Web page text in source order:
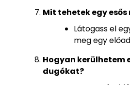
Mit tehetek egy esős
Látogass el
meg egy
Hogyan kerülhetem
dugókat?